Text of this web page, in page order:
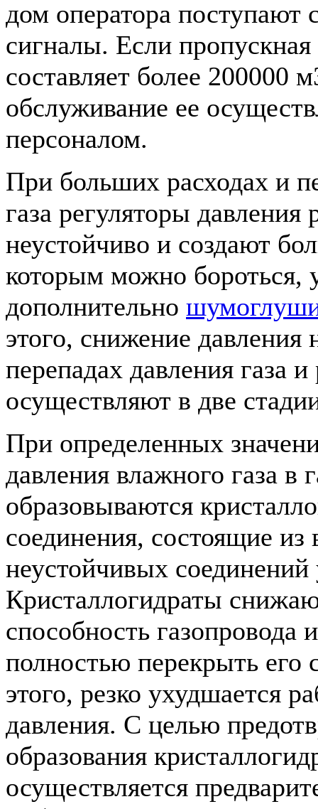
дом оператора поступают
сигналы. Если
составляет более 200000
обслуживание ее
персоналом.
При больших расходах и
газа регуляторы давления
неустойчиво и создают
которым можно бороться,
дополнительно
этого, снижение
перепадах давления газа и
осуществляют в две
При определенных
давления влажного газа в
образовываются
соединения, состоящие из
неустойчивых соединений
Кристаллогидраты
способность газопровода
полностью перекрыть его
этого, резко ухудшается
давления. С целью
образования
осуществляется